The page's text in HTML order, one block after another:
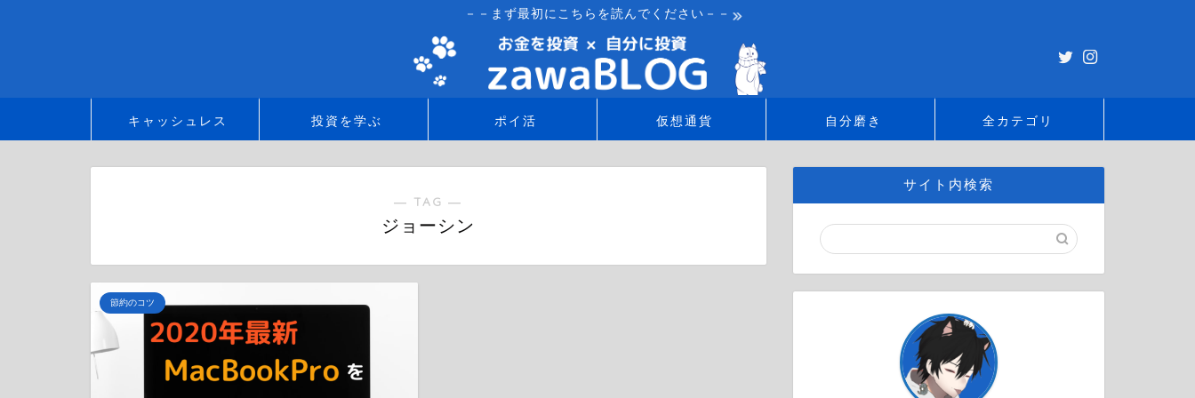
－－まず最初にこちらを読んでください－－
キャッシュレス 投資を学ぶ ポイ活 仮想通貨 自分磨き 全カテゴリ
― TAG ―
ジョーシン
節約のコツ
サイト内検索